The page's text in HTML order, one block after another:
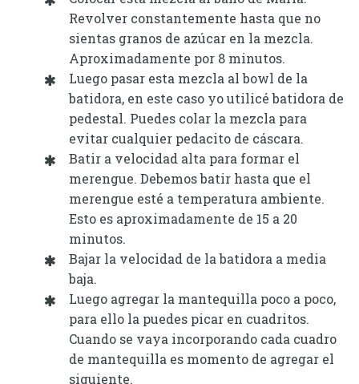
Revolver constantemente hasta que no
sientas granos de azúcar en la mezcla.
Aproximadamente por 8 minutos.
Luego pasar esta mezcla al bowl de la
batidora, en este caso yo utilicé batidora de
pedestal. Puedes colar la mezcla para
evitar cualquier pedacito de cáscara.
Batir a velocidad alta para formar el
merengue. Debemos batir hasta que el
merengue esté a temperatura ambiente.
Esto es aproximadamente de 15 a 20
minutos.
Bajar la velocidad de la batidora a media
baja.
Luego agregar la mantequilla poco a poco,
para ello la puedes picar en cuadritos.
Cuando se vaya incorporando cada cuadro
de mantequilla es momento de agregar el
siguiente.